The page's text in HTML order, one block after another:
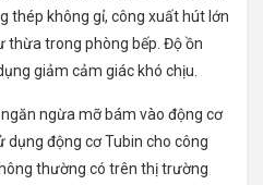
thép không gỉ, công xuất hút lớn
thừa trong phòng bếp. Độ ồn
giảm cảm giác khó chịu.
ngừa mỡ bám vào động cơ
dụng động cơ Tubin cho công
thường có trên thị trường